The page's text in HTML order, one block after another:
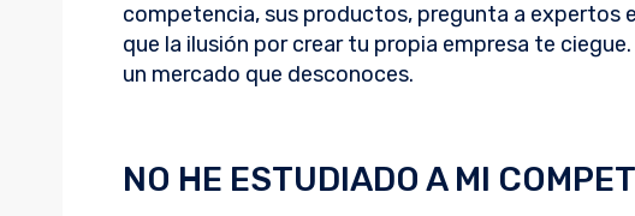
competencia, sus productos, pregunta a expertos
que la ilusión por crear tu propia empresa te
un mercado que desconoces.
NO HE ESTUDIADO A MI